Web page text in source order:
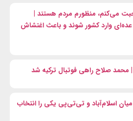
می‌کنم، منظورم مردم هستند |
عده‌ای وارد کشور شوند و باعث اغتشاش
محمد صلاح راهی فوتبال ترکیه شد
اسلام‌آباد و تی‌تی‌پی یکی را انتخاب